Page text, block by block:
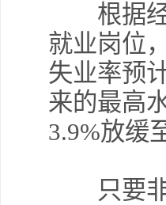
根据经
就业岗位
失业率预
来的最高
3.9%放缓
只要非